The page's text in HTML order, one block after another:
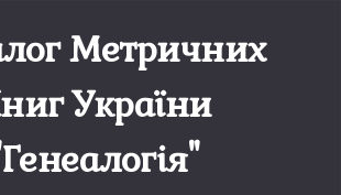
Метричних
України